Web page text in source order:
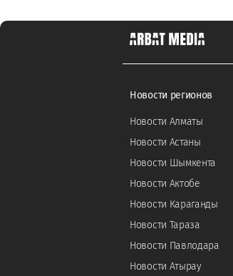
Новости регионов
Новости Алматы
Новости Астаны
Новости Шымкента
Новости Актобе
Новости Караганды
Новости Тараза
Новости Павлодара
Новости Атырау